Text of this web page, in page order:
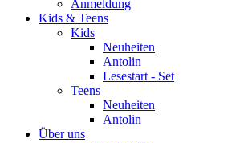
Anmeldung
Kids & Teens
Kids
Neuheiten
Antolin
Lesestart - Set
Teens
Neuheiten
Antolin
Über uns